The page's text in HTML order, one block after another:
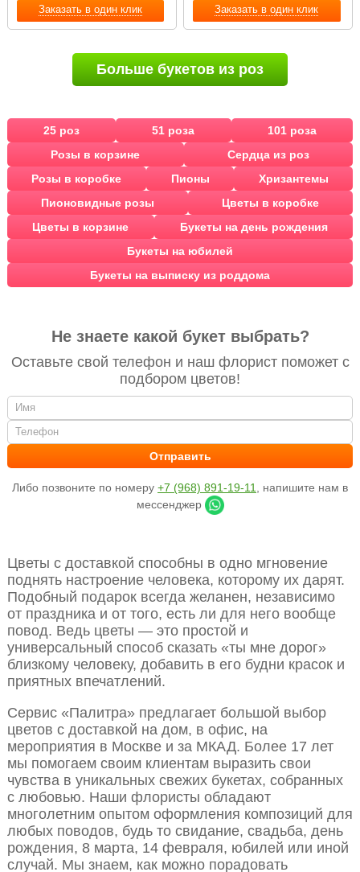
Заказать в один клик Заказать в один клик
Больше букетов из роз
25 роз 51 роза
101 роза
Розы в корзине
Сердца из роз
Розы в коробке
Пионы
Хризантемы
Пионовидные розы
Цветы в коробке
Цветы в корзине
Букеты на день рождения
Букеты на юбилей
Букеты на выписку из роддома
Не знаете какой букет выбрать?
Оставьте свой телефон и наш флорист поможет с
подбором цветов!
Либо позвоните по номеру +7 (968) 891-19-11
, напишите нам в
мессенджер
Цветы с доставкой способны в одно мгновение
поднять настроение человека, которому их дарят.
Подобный подарок всегда желанен, независимо
от праздника и от того, есть ли для него вообще
повод. Ведь цветы — это простой и
универсальный способ сказать «ты мне дорог»
близкому человеку, добавить в его будни красок и
приятных впечатлений.
Сервис «Палитра» предлагает большой выбор
цветов с доставкой на дом, в офис, на
мероприятия в Москве и за МКАД. Более 17 лет
мы помогаем своим клиентам выразить свои
чувства в уникальных свежих букетах, собранных
с любовью. Наши флористы обладают
многолетним опытом оформления композиций для
любых поводов, будь то свидание, свадьба, день
рождения, 8 марта, 14 февраля, юбилей или иной
случай. Мы знаем, как можно порадовать